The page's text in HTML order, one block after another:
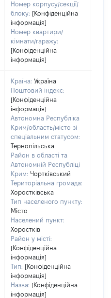
Номер корпусу/секції/
блоку: [Конфіденційна
інформація]
Номер квартири/
кімнати/гаражу:
[Конфіденційна
інформація]
Країна: Україна
Поштовий індекс:
[Конфіденційна
інформація]
Автономна Республіка
Крим/область/місто зі
спеціальним статусом:
Тернопільська
Район в області та
Автономній Республіці
Крим: Чортківський
Територіальна громада:
Хоростківська
Тип населеного пункту:
Місто
Населений пункт:
Хоростків
Район у місті:
[Конфіденційна
інформація]
Тип: [Конфіденційна
інформація]
Назва: [Конфіденційна
інформація]